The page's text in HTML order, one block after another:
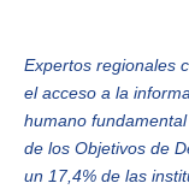
Expertos regionales
el acceso a la
humano
de los Objetivos de
un 17,4% de las